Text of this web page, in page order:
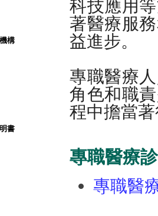
構
書